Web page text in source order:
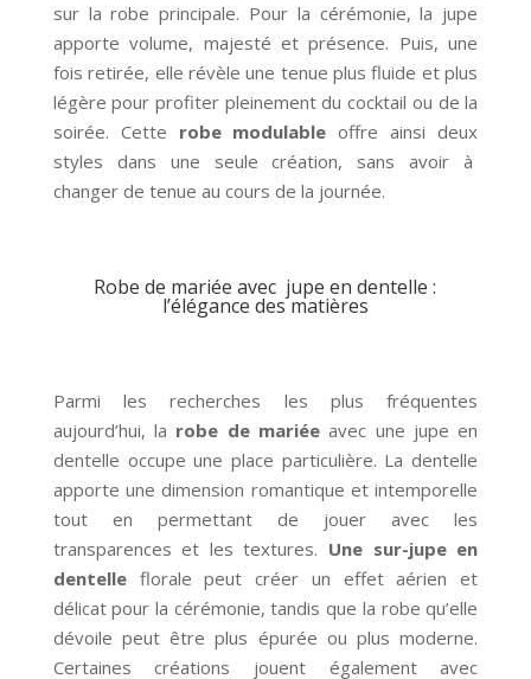
sur la robe principale. Pour la cérémonie, la jupe
apporte volume, majesté et présence. Puis, une
fois retirée, elle révèle une tenue plus fluide et plus
légère pour profiter pleinement du cocktail ou de la
soirée. Cette robe modulable offre ainsi deux
styles dans une seule création, sans avoir à
changer de tenue au cours de la journée.
Robe de mariée avec jupe en dentelle :
l’élégance des matières
Parmi les recherches les plus fréquentes
aujourd’hui, la robe de mariée avec une jupe en
dentelle occupe une place particulière. La dentelle
apporte une dimension romantique et intemporelle
tout en permettant de jouer avec les
transparences et les textures. Une sur-jupe en
dentelleflorale peut créer un effet aérien et
délicat pour la cérémonie, tandis que la robe qu’elle
dévoile peut être plus épurée ou plus moderne.
Certaines créations jouent également avec